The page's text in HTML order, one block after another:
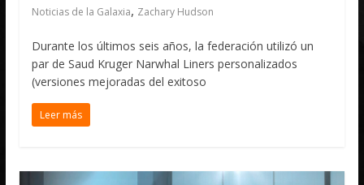
Noticias de la Galaxia, Zachary Hudson
Durante los últimos seis años, la federación utilizó un
par de Saud Kruger Narwhal Liners personalizados
(versiones mejoradas del exitoso
Leer más